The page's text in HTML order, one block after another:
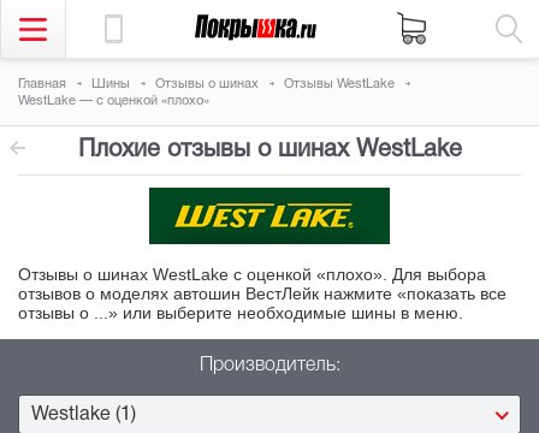
Главная Шины Отзывы о шинах
Отзывы WestLake
WestLake — с оценкой «плохо»
Плохие отзывы о шинах WestLake
Отзывы о шинах WestLake с оценкой «плохо». Для выбора
отзывов о моделях автошин ВестЛейк нажмите «показать все
отзывы о ...» или выберите необходимые шины в меню.
Производитель:
Westlake (1)